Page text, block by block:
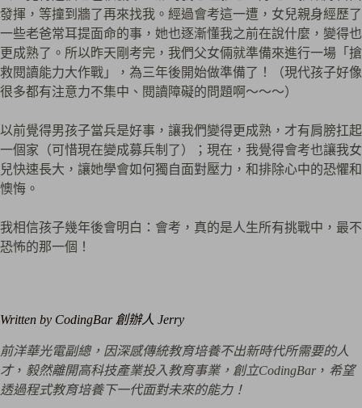
發揮，等撞到牆了再來找我。經過會考這一遭，女兒親身經歷了
一些老爸常耳提面命的事，她也逐漸懂我之前在說什麼，變得也
更成熟了。所以昨天剛考完，我們父女倆就準備來進行一場「搶
救閱讀能力大作戰」，為三年後開始做準備了！（現代孩子好像
很多都有注意力不集中、閱讀障礙的問題啊～～～）
以前覺得男孩子當兵是好事，讓我們變得更成熟，才有肩膀扛起
一個家（可惜現在變成募兵制了）；現在，我覺得會考也讓我女
兒快速長大，讓她學會如何獨自面對壓力，和排除心中的恐懼和
懊悔。
我相信孩子幾年後會明白：會考，真的是人生所有挑戰中，最不
恐怖的那一個！
Written by CodingBar 創辦人 Jerry
前洋華光電副總，因深感傳統教育培養不出新時代所需要的人
才， 毅然離開高科技產業投入教育事業，創立CodingBar， 希望
透過程式教育培養下一代面對未來的能力！